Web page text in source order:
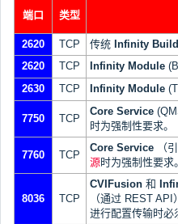
端口 类型
2620
TCP 传统 Infinity
2620
TCP Infinity Module
2630 TCP Infinity Module
7750 TCP
Core Service
时为强制性要求。
7760 TCP
Core Service （
源时为强制性要求。
8036 TCP
CVIFusion 和
（通过 REST API
进行配置传输时必